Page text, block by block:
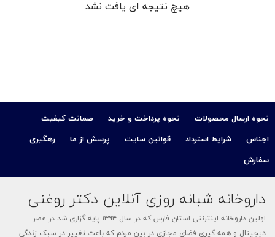
هیچ نتیجه ای یافت نشد
نحوه ارسال محصولات نحوه پرداخت و خرید
ضمانت کیفیت
اجناس
شرایط استرداد قوانین سایت پرسش از ما
رهگیری
سفارش
داروخانه شبانه روزی آنلاین دکتر روغنی
اولین داروخانه اینترنتی استان فارس که در سال ۱۳۹۴ پایه گزاری شد در عصر
دیجیتال و همه گیری فضای مجازی در بین مردم که باعث تغییر در سبک زندگی